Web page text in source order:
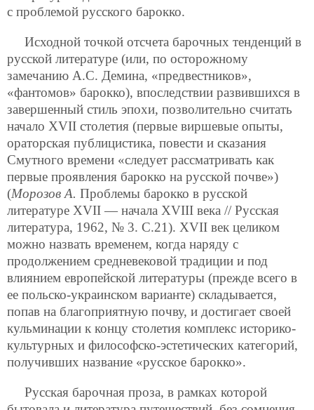
с проблемой русского барокко.
Исходной точкой отсчета барочных тенденций в
русской литературе (или, по осторожному
замечанию А.С. Демина, «предвестников»,
«фантомов» барокко), впоследствии развившихся в
завершенный стиль эпохи, позволительно считать
начало XVII столетия (первые виршевые опыты,
ораторская публицистика, повести и сказания
Смутного времени «следует рассматривать как
первые проявления барокко на русской почве»)
(Морозов А. Проблемы барокко в русской
литературе XVII — начала XVIII века // Русская
литература, 1962, № 3. С.21). XVII век целиком
можно назвать временем, когда наряду с
продолжением средневековой традиции и под
влиянием европейской литературы (прежде всего в
ее польско-украинском варианте) складывается,
попав на благоприятную почву, и достигает своей
кульминации к концу столетия комплекс историко-
культурных и философско-эстетических категорий,
получивших название «русское барокко».
Русская барочная проза, в рамках которой